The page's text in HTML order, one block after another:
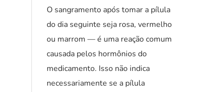
O sangramento após tomar a pílula
do dia seguinte seja rosa, vermelho
ou marrom — é uma reação comum
causada pelos hormônios do
medicamento. Isso não indica
necessariamente se a pílula